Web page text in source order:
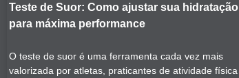
Teste de Suor: Como ajustar sua hidratação
para máxima performance
O teste de suor é uma ferramenta cada vez mais
valorizada por atletas, praticantes de atividade física